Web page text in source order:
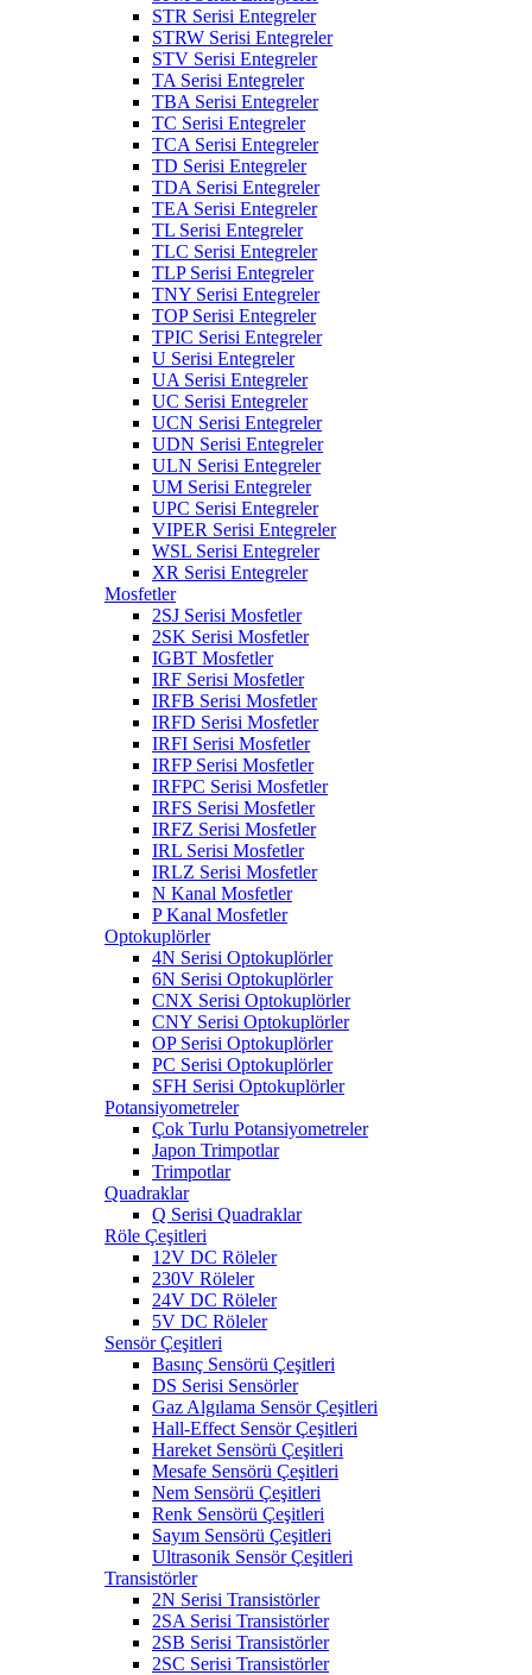
STR Serisi Entegreler
STRW Serisi Entegreler
STV Serisi Entegreler
TA Serisi Entegreler
TBA Serisi Entegreler
TC Serisi Entegreler
TCA Serisi Entegreler
TD Serisi Entegreler
TDA Serisi Entegreler
TEA Serisi Entegreler
TL Serisi Entegreler
TLC Serisi Entegreler
TLP Serisi Entegreler
TNY Serisi Entegreler
TOP Serisi Entegreler
TPIC Serisi Entegreler
U Serisi Entegreler
UA Serisi Entegreler
UC Serisi Entegreler
UCN Serisi Entegreler
UDN Serisi Entegreler
ULN Serisi Entegreler
UM Serisi Entegreler
UPC Serisi Entegreler
VIPER Serisi Entegreler
WSL Serisi Entegreler
XR Serisi Entegreler
Mosfetler
2SJ Serisi Mosfetler
2SK Serisi Mosfetler
IGBT Mosfetler
IRF Serisi Mosfetler
IRFB Serisi Mosfetler
IRFD Serisi Mosfetler
IRFI Serisi Mosfetler
IRFP Serisi Mosfetler
IRFPC Serisi Mosfetler
IRFS Serisi Mosfetler
IRFZ Serisi Mosfetler
IRL Serisi Mosfetler
IRLZ Serisi Mosfetler
N Kanal Mosfetler
P Kanal Mosfetler
Optokuplörler
4N Serisi Optokuplörler
6N Serisi Optokuplörler
CNX Serisi Optokuplörler
CNY Serisi Optokuplörler
OP Serisi Optokuplörler
PC Serisi Optokuplörler
SFH Serisi Optokuplörler
Potansiyometreler
Çok Turlu Potansiyometreler
Japon Trimpotlar
Trimpotlar
Quadraklar
Q Serisi Quadraklar
Röle Çeşitleri
12V DC Röleler
230V Röleler
24V DC Röleler
5V DC Röleler
Sensör Çeşitleri
Basınç Sensörü Çeşitleri
DS Serisi Sensörler
Gaz Algılama Sensör Çeşitleri
Hall-Effect Sensör Çeşitleri
Hareket Sensörü Çeşitleri
Mesafe Sensörü Çeşitleri
Nem Sensörü Çeşitleri
Renk Sensörü Çeşitleri
Sayım Sensörü Çeşitleri
Ultrasonik Sensör Çeşitleri
Transistörler
2N Serisi Transistörler
2SA Serisi Transistörler
2SB Serisi Transistörler
2SC Serisi Transistörler